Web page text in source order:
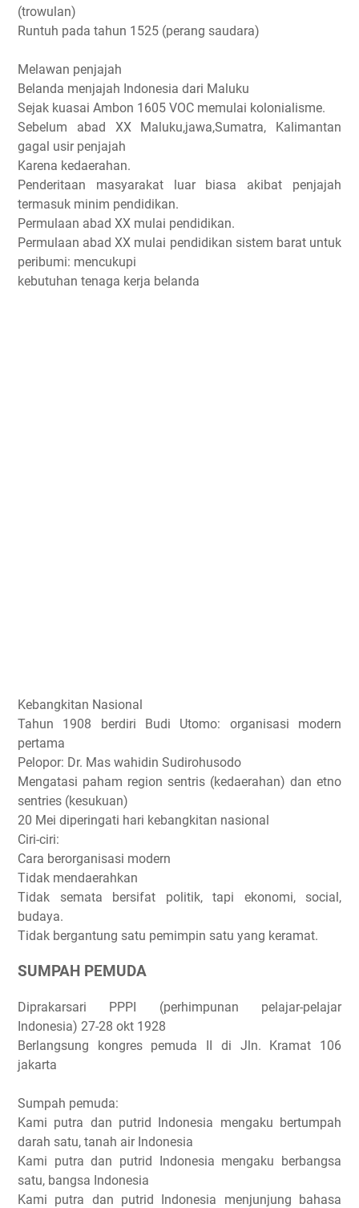
(trowulan)
Runtuh pada tahun 1525 (perang saudara)
Melawan penjajah
Belanda menjajah Indonesia dari Maluku
Sejak kuasai Ambon 1605 VOC memulai kolonialisme.
Sebelum abad XX Maluku,jawa,Sumatra, Kalimantan
gagal usir penjajah
Karena kedaerahan.
Penderitaan masyarakat luar biasa akibat penjajah
termasuk minim pendidikan.
Permulaan abad XX mulai pendidikan.
Permulaan abad XX mulai pendidikan sistem barat untuk
peribumi: mencukupi
kebutuhan tenaga kerja belanda
Kebangkitan Nasional
Tahun 1908 berdiri Budi Utomo: organisasi modern
pertama
Pelopor: Dr. Mas wahidin Sudirohusodo
Mengatasi paham region sentris (kedaerahan) dan etno
sentries (kesukuan)
20 Mei diperingati hari kebangkitan nasional
Ciri-ciri:
Cara berorganisasi modern
Tidak mendaerahkan
Tidak semata bersifat politik, tapi ekonomi, social,
budaya.
Tidak bergantung satu pemimpin satu yang keramat.
SUMPAH PEMUDA
Diprakarsari PPPI (perhimpunan pelajar-pelajar
Indonesia) 27-28 okt 1928
Berlangsung kongres pemuda II di Jln. Kramat 106
jakarta
Sumpah pemuda:
Kami putra dan putrid Indonesia mengaku bertumpah
darah satu, tanah air Indonesia
Kami putra dan putrid Indonesia mengaku berbangsa
satu, bangsa Indonesia
Kami putra dan putrid Indonesia menjunjung bahasa